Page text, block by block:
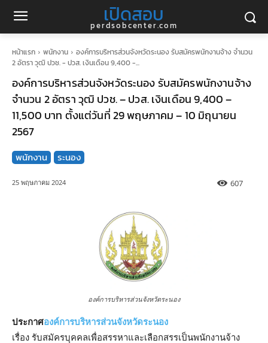
เปิดสอบ
perdsobcenter.com
หน้าแรก พนักงาน
องค์การบริหารส่วนจังหวัดระนอง รับสมัครพนักงานจ้าง จำนวน
2 อัตรา วุฒิ ปวช. - ปวส. เงินเดือน 9,400 -...
องค์การบริหารส่วนจังหวัดระนอง รับสมัครพนักงานจ้าง
จำนวน 2 อัตรา วุฒิ ปวช. – ปวส. เงินเดือน 9,400 –
11,500 บาท ตั้งแต่วันที่ 29 พฤษภาคม – 10 มิถุนายน
2567
พนักงาน ระนอง
25 พฤษภาคม 2024 607
องค์การบริหารส่วนจังหวัดระนอง
ประกาศองค์การบริหารส่วนจังหวัดระนอง
เรื่อง รับสมัครบุคคลเพื่อสรรหาและเลือกสรรเป็นพนักงานจ้าง